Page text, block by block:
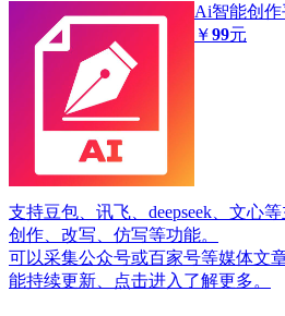
Ai智能创作
￥99元
支持豆包、讯飞、deepseek、文心
创作、改写、仿写等功能。
可以采集公众号或百家号等媒体文
能持续更新、点击进入了解更多。